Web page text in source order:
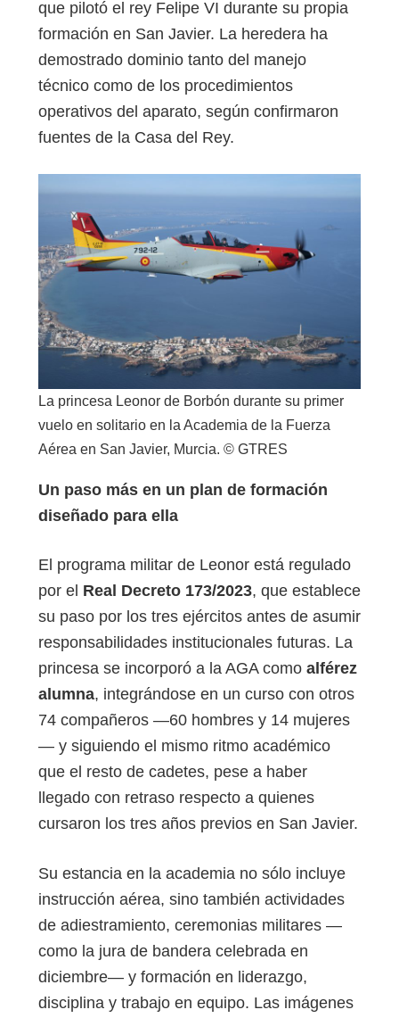
que pilotó el rey Felipe VI durante su propia
formación en San Javier. La heredera ha
demostrado dominio tanto del manejo
técnico como de los procedimientos
operativos del aparato, según confirmaron
fuentes de la Casa del Rey.
La princesa Leonor de Borbón durante su primer
vuelo en solitario en la Academia de la Fuerza
Aérea en San Javier, Murcia. © GTRES
Un paso más en un plan de formación
diseñado para ella
El programa militar de Leonor está regulado
por el Real Decreto 173/2023, que establece
su paso por los tres ejércitos antes de asumir
responsabilidades institucionales futuras. La
princesa se incorporó a la AGA como alférez
alumna, integrándose en un curso con otros
74 compañeros —60 hombres y 14 mujeres
— y siguiendo el mismo ritmo académico
que el resto de cadetes, pese a haber
llegado con retraso respecto a quienes
cursaron los tres años previos en San Javier.
Su estancia en la academia no sólo incluye
instrucción aérea, sino también actividades
de adiestramiento, ceremonias militares —
como la jura de bandera celebrada en
diciembre— y formación en liderazgo,
disciplina y trabajo en equipo. Las imágenes